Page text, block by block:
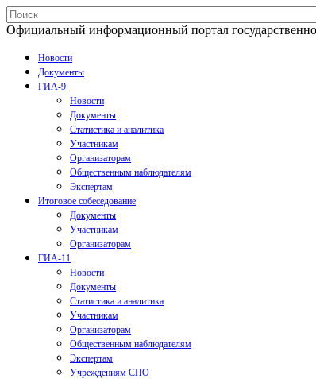
Официальный информационный портал
Новости
Документы
ГИА-9
Новости
Документы
Статистика и аналитика
Участникам
Организаторам
Общественным наблюдателям
Экспертам
Итоговое собеседование
Документы
Участникам
Организаторам
ГИА-11
Новости
Документы
Статистика и аналитика
Участникам
Организаторам
Общественным наблюдателям
Экспертам
Учреждениям СПО